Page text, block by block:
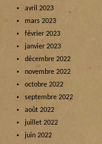
avril 2023
mars 2023
février 2023
janvier 2023
décembre 2022
novembre 2022
octobre 2022
septembre 2022
août 2022
juillet 2022
juin 2022